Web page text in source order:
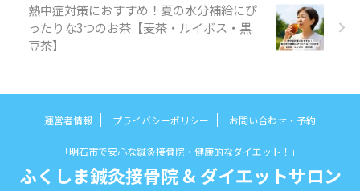
熱中症対策におすすめ！夏の水分補給にぴ
ったりな3つのお茶【麦茶・ルイボス・黒
豆茶】
運営者情報 プライバシーポリシー お問い合わせ・予約
「明石市で安心な鍼灸接骨院・健康的なダイエット！」
ふくしま鍼灸接骨院 & ダイエットサロン